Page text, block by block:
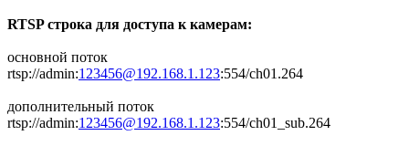
RTSP строка для доступа к камерам:
основной поток
rtsp://admin:123456@192.168.1.123:554/ch01.264
дополнительный поток
rtsp://admin:123456@192.168.1.123:554/ch01_sub.264